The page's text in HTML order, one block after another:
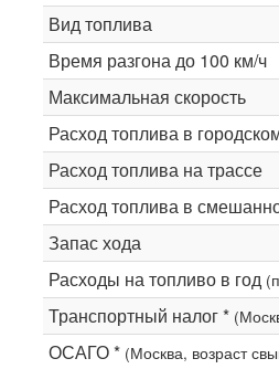
Вид топлива
Время разгона до 100 км/ч
Максимальная скорость
Расход топлива в
Расход топлива на трассе
Расход топлива в
Запас хода
Расходы на топливо в год
Транспортный налог *
ОСАГО * (Москва, возраст